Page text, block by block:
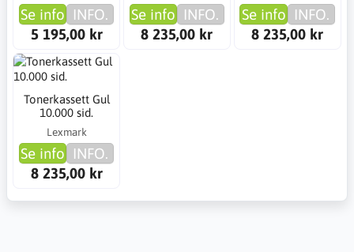
Se info INFO.
5 195,00 kr
Se info INFO.
8 235,00 kr
Se info INFO.
8 235,00 kr
Tonerkassett Gul
10.000 sid.
Lexmark
Se info INFO.
8 235,00 kr